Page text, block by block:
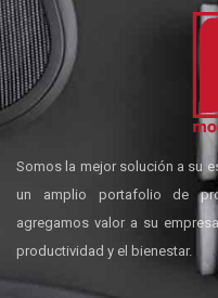
Somos la mejor solución a su
un amplio portafolio de
agregamos valor a su
productividad y el bienestar.